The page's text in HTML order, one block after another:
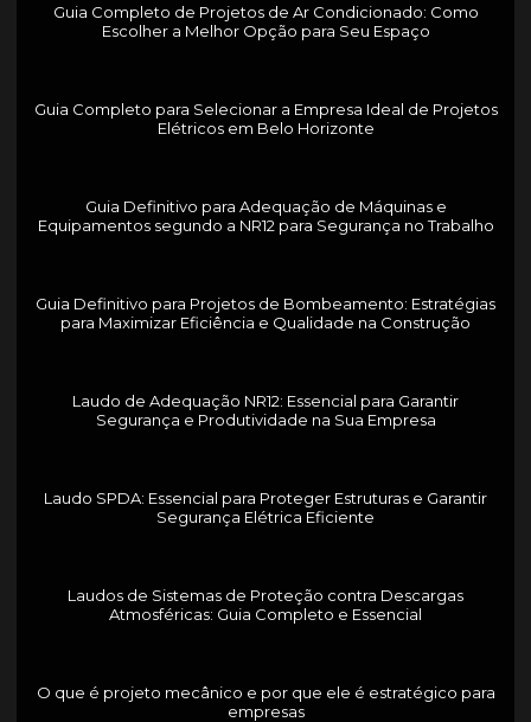
Guia Completo de Projetos de Ar Condicionado: Como
Escolher a Melhor Opção para Seu Espaço
Guia Completo para Selecionar a Empresa Ideal de Projetos
Elétricos em Belo Horizonte
Guia Definitivo para Adequação de Máquinas e
Equipamentos segundo a NR12 para Segurança no Trabalho
Guia Definitivo para Projetos de Bombeamento: Estratégias
para Maximizar Eficiência e Qualidade na Construção
Laudo de Adequação NR12: Essencial para Garantir
Segurança e Produtividade na Sua Empresa
Laudo SPDA: Essencial para Proteger Estruturas e Garantir
Segurança Elétrica Eficiente
Laudos de Sistemas de Proteção contra Descargas
Atmosféricas: Guia Completo e Essencial
O que é projeto mecânico e por que ele é estratégico para
empresas